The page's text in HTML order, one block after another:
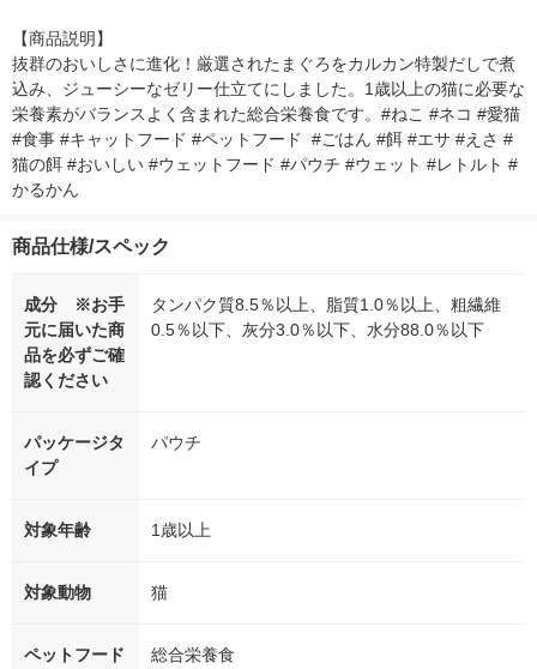
【商品説明】
抜群のおいしさに進化！厳選されたまぐろをカルカン特製だしで煮
込み、ジューシーなゼリー仕立てにしました。1歳以上の猫に必要な
栄養素がバランスよく含まれた総合栄養食です。#ねこ #ネコ #愛猫
#食事 #キャットフード #ペットフード  #ごはん #餌 #エサ #えさ #
猫の餌 #おいしい #ウェットフード #パウチ #ウェット #レトルト #
かるかん
商品仕様/スペック
成分 ※お手
元に届いた商
品を必ずご確
認ください
タンパク質8.5％以上、脂質1.0％以上、粗繊維
0.5％以下、灰分3.0％以下、水分88.0％以下
パッケージタ
イプ
パウチ
対象年齢 1歳以上
対象動物 猫
ペットフード
総合栄養食